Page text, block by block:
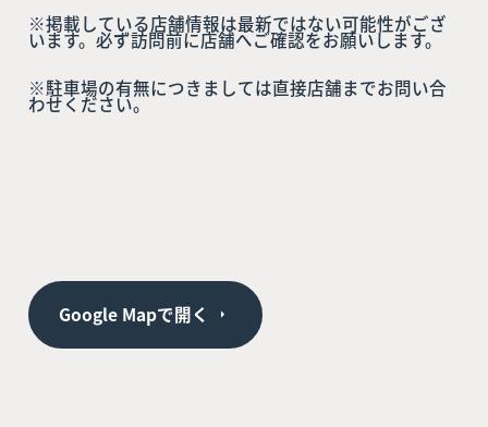
※掲載している店舗情報は最新ではない可能性がござ
います。必ず訪問前に店舗へご確認をお願いします。
※駐車場の有無につきましては直接店舗までお問い合
わせください。
Google Mapで開く